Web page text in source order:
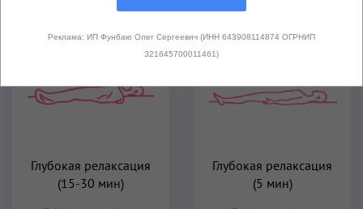
Глубокая релаксация
(15-30 мин)
Глубокая релаксация
(5 мин)
Реклама: ИП Фунбаю Олег Сергеевич (ИНН 643908114874 ОГРНИП
321645700011461)